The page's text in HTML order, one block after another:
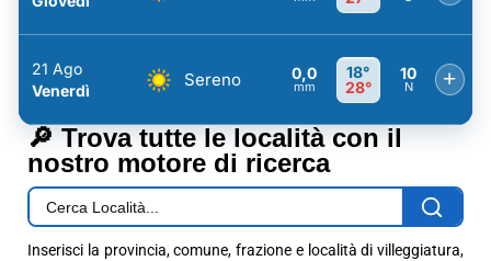
21 Ago
Venerdì
Sereno 0,0
mm
18°
28°
10
N +
🔎 Trova tutte le località con il
nostro motore di ricerca
Inserisci la provincia, comune, frazione e località di villeggiatura,